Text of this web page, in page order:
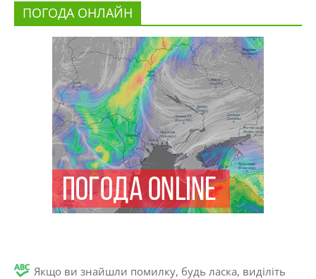
ПОГОДА ОНЛАЙН
Якщо ви знайшли помилку, будь ласка, виділіть